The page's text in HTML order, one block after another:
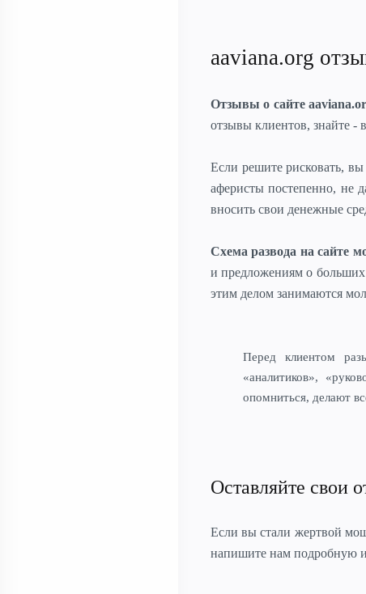
aaviana.org
Отзывы о сайте
отзывы клиентов, знайте -
Если решите рисковать,
аферисты постепенно, не
вносить свои денежные
Схема развода на сайте
и предложениям о больших
этим делом занимаются
Перед клиентом
«аналитиков»,
опомниться, делают
Оставляйте свои
Если вы стали жертвой
напишите нам подробную